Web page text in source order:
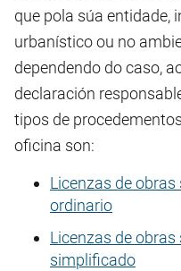
que pola súa entidade,
urbanístico ou no
dependendo do caso,
declaración
tipos de
oficina son:
Licenzas de
ordinario
Licenzas de
simplificado